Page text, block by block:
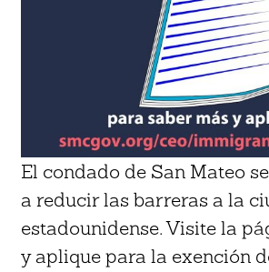
El condado de San Mateo
a reducir las barreras a la
estadounidense. Visite la
y aplique para la exención